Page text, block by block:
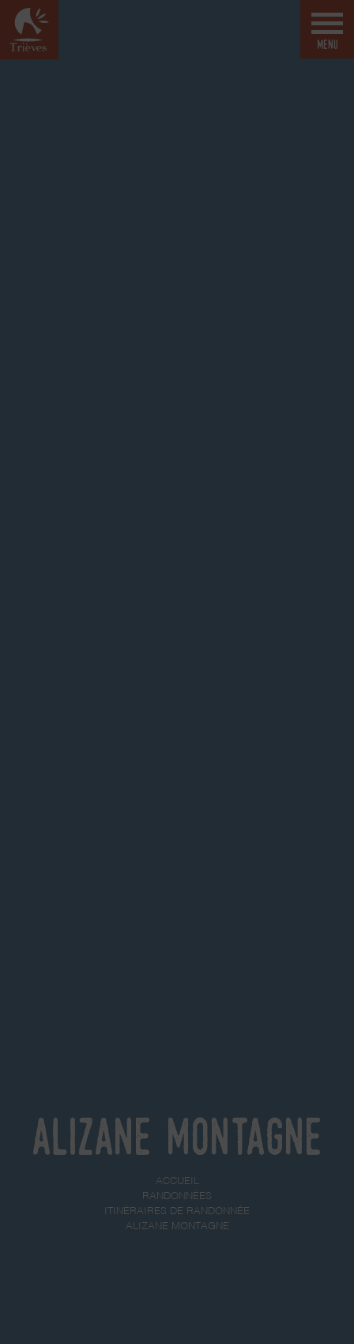
Alizane Montagne
ACCUEIL
RANDONNÉES
ITINÉRAIRES DE RANDONNÉE
ALIZANE MONTAGNE